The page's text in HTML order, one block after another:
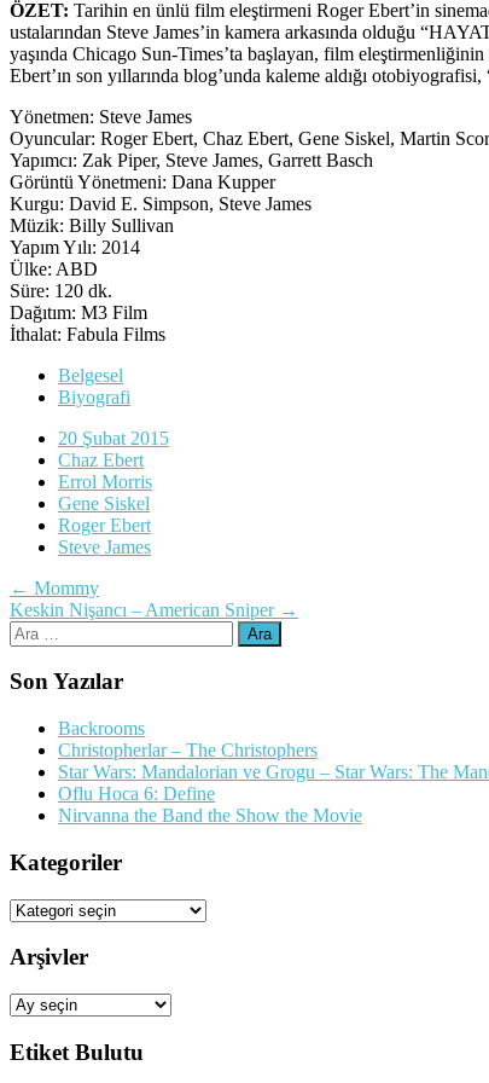
ÖZET: Tarihin en ünlü film eleştirmeni Roger Ebert’in
ustalarından Steve James’in kamera arkasında olduğu
yaşında Chicago Sun-Times’ta başlayan, film
Ebert’ın son yıllarında blog’unda kaleme aldığı
Yönetmen: Steve James
Oyuncular: Roger Ebert, Chaz Ebert, Gene Siskel, Martin
Yapımcı: Zak Piper, Steve James, Garrett Basch
Görüntü Yönetmeni: Dana Kupper
Kurgu: David E. Simpson, Steve James
Müzik: Billy Sullivan
Yapım Yılı: 2014
Ülke: ABD
Süre: 120 dk.
Dağıtım: M3 Film
İthalat: Fabula Films
Belgesel
Biyografi
20 Şubat 2015
Chaz Ebert
Errol Morris
Gene Siskel
Roger Ebert
Steve James
Yazı
dolaşımı
← Mommy
Keskin Nişancı – American Sniper →
Arama:
Son Yazılar
Backrooms
Christopherlar – The Christophers
Star Wars: Mandalorian ve Grogu – Star Wars: The
Oflu Hoca 6: Define
Nirvanna the Band the Show the Movie
Kategoriler
Kategoriler
Arşivler
Arşivler
Etiket Bulutu